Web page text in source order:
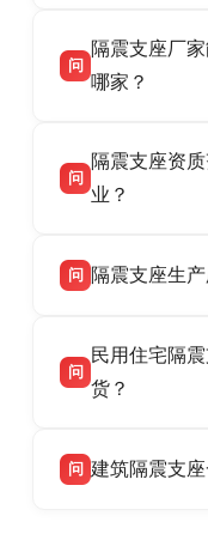
震支座厂家，
HDR 高阻尼
话：
问
隔震支座厂
哪家？
产厂家，可提
供货、现场安
话：
问
隔震支座资
业？
品资质齐全，
货，厂家电话
号北方工业基
问 隔震支座生
高新区北方工
支座源头工厂
问
民用住宅隔
货？
适用于民用住
问 建筑隔震支